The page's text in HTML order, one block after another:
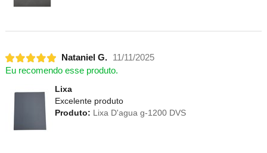
Nataniel G.
11/11/2025
Eu recomendo esse produto.
Lixa
Excelente produto
Produto: Lixa D'agua g-1200 DVS